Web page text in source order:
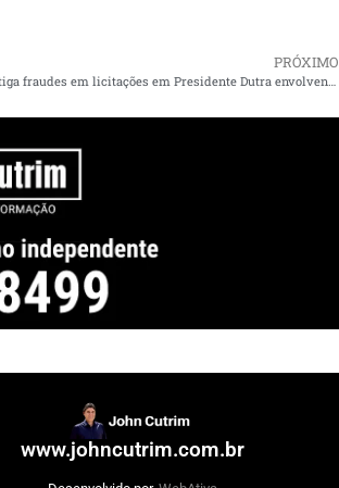
PRÓXIMO
PF investiga fraudes em licitações em Presidente Dutra envolvendo recursos para COVID-19
www.johncutrim.com.br